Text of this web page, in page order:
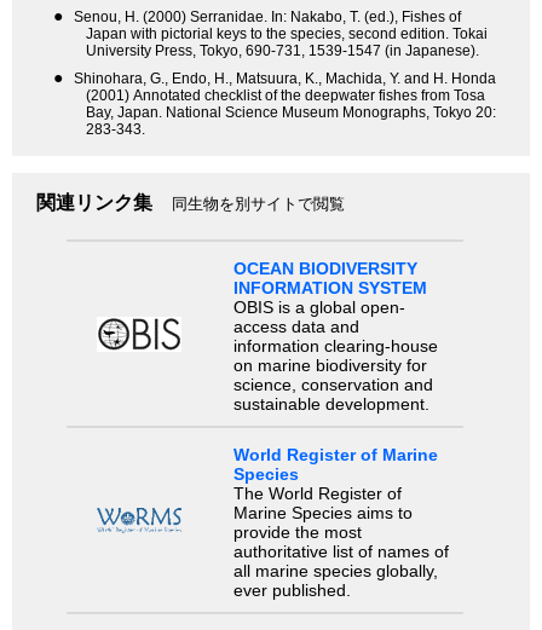
●
Senou, H. (2000) Serranidae. In: Nakabo, T. (ed.), Fishes of
Japan with pictorial keys to the species, second edition. Tokai
University Press, Tokyo, 690-731, 1539-1547 (in Japanese).
●
Shinohara, G., Endo, H., Matsuura, K., Machida, Y. and H. Honda
(2001) Annotated checklist of the deepwater fishes from Tosa
Bay, Japan. National Science Museum Monographs, Tokyo 20:
283-343.
関連リンク集 同生物を別サイトで閲覧
OCEAN BIODIVERSITY
INFORMATION SYSTEM
OBIS is a global open-
access data and
information clearing-house
on marine biodiversity for
science, conservation and
sustainable development.
World Register of Marine
Species
The World Register of
Marine Species aims to
provide the most
authoritative list of names of
all marine species globally,
ever published.